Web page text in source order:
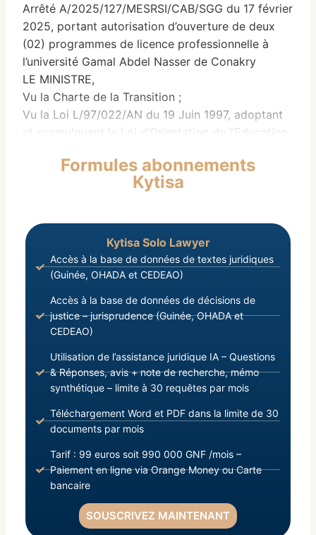
Arrêté A/2025/127/MESRSI/CAB/SGG du 17 février
2025, portant autorisation d’ouverture de deux
(02) programmes de licence professionnelle à
l’université Gamal Abdel Nasser de Conakry
LE MINISTRE,
Vu la Charte de la Transition ;
Vu la Loi L/97/022/AN du 19 Juin 1997, adoptant
et promulguant la Loi d’Orientation de l’Education
Vu la loi L/2005/011/AN du 04 Juillet 2005,
adoptant et promulguant la Loi d’Orientation de la
Formules abonnements
Kytisa
Kytisa Solo Lawyer
Accès à la base de données de textes juridiques
(Guinée, OHADA et CEDEAO)
Accès à la base de données de décisions de
justice – jurisprudence (Guinée, OHADA et
CEDEAO)
Utilisation de l’assistance juridique IA – Questions
& Réponses, avis + note de recherche, mémo
synthétique – limite à 30 requêtes par mois
Téléchargement Word et PDF dans la limite de 30
documents par mois
Tarif : 99 euros soit 990 000 GNF /mois –
Paiement en ligne via Orange Money ou Carte
bancaire
SOUSCRIVEZ MAINTENANT